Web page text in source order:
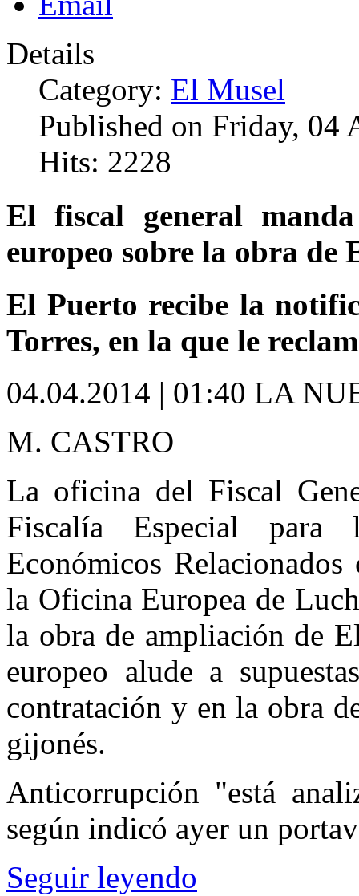
Details
Category: El Musel
Published on Friday, 04
Hits: 2228
El fiscal general
europeo sobre la obra de
El Puerto recibe la
Torres, en la que le
04.04.2014 | 01:40 LA
M. CASTRO
La oficina del Fiscal
Fiscalía Especial
Económicos
la Oficina Europea de
la obra de ampliación de
europeo alude a
contratación y en la obra
gijonés.
Anticorrupción "está
según indicó ayer un
Seguir leyendo